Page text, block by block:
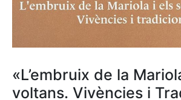
«L’embruix de la
voltans. Vivències i